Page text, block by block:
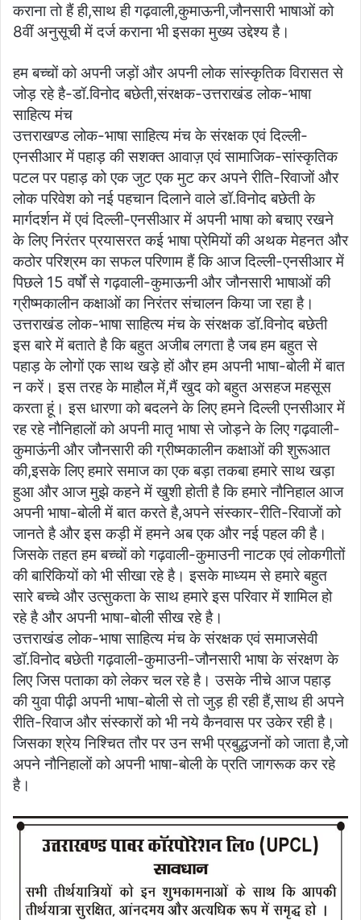
कराना तो हैं ही,साथ ही गढ़वाली,कुमाऊनी,जौनसारी भाषाओं को
8वीं अनुसूची में दर्ज कराना भी इसका मुख्य उद्देश्य है।
हम बच्चों को अपनी जड़ों और अपनी लोक सांस्कृतिक विरासत से
जोड़ रहे है-डॉ.विनोद बछेती,संरक्षक-उत्तराखंड लोक-भाषा
साहित्य मंच
उत्तराखण्ड लोक-भाषा साहित्य मंच के संरक्षक एवं दिल्ली-
एनसीआर में पहाड़ की सशक्त आवाज़ एवं सामाजिक-सांस्कृतिक
पटल पर पहाड़ को एक जुट एक मुट कर अपने रीति-रिवाजों और
लोक परिवेश को नई पहचान दिलाने वाले डॉ.विनोद बछेती के
मार्गदर्शन में एवं दिल्ली-एनसीआर में अपनी भाषा को बचाए रखने
के लिए निरंतर प्रयासरत कई भाषा प्रेमियों की अथक मेहनत और
कठोर परिश्रम का सफल परिणाम हैं कि आज दिल्ली-एनसीआर में
पिछले 15 वर्षों से गढ़वाली-कुमाऊनी और जौनसारी भाषाओं की
ग्रीष्मकालीन कक्षाओं का निरंतर संचालन किया जा रहा है।
उत्तराखंड लोक-भाषा साहित्य मंच के संरक्षक डॉ.विनोद बछेती
इस बारे में बताते है कि बहुत अजीब लगता है जब हम बहुत से
पहाड़ के लोगों एक साथ खड़े हों और हम अपनी भाषा-बोली में बात
न करें। इस तरह के माहौल में,मैं खुद को बहुत असहज महसूस
करता हूं। इस धारणा को बदलने के लिए हमने दिल्ली एनसीआर में
रह रहे नौनिहालों को अपनी मातृ भाषा से जोड़ने के लिए गढ़वाली-
कुमाऊंनी और जौनसारी की ग्रीष्मकालीन कक्षाओं की शुरूआत
की,इसके लिए हमारे समाज का एक बड़ा तकबा हमारे साथ खड़ा
हुआ और आज मुझे कहने में खुशी होती है कि हमारे नौनिहाल आज
अपनी भाषा-बोली में बात करते है,अपने संस्कार-रीति-रिवाजों को
जानते है और इस कड़ी में हमने अब एक और नई पहल की है।
जिसके तहत हम बच्चों को गढ़वाली-कुमाउनी नाटक एवं लोकगीतों
की बारिकियों को भी सीखा रहे है। इसके माध्यम से हमारे बहुत
सारे बच्चे और उत्सुकता के साथ हमारे इस परिवार में शामिल हो
रहे है और अपनी भाषा-बोली सीख रहे है।
उत्तराखंड लोक-भाषा साहित्य मंच के संरक्षक एवं समाजसेवी
डॉ.विनोद बछेती गढ़वाली-कुमाउनी-जौनसारी भाषा के संरक्षण के
लिए जिस पताका को लेकर चल रहे है। उसके नीचे आज पहाड़
की युवा पीढ़ी अपनी भाषा-बोली से तो जुड़ ही रही हैं,साथ ही अपने
रीति-रिवाज और संस्कारों को भी नये कैनवास पर उकेर रही है।
जिसका श्रेय निश्चित तौर पर उन सभी प्रबुद्धजनों को जाता है,जो
अपने नौनिहालों को अपनी भाषा-बोली के प्रति जागरूक कर रहे
है।